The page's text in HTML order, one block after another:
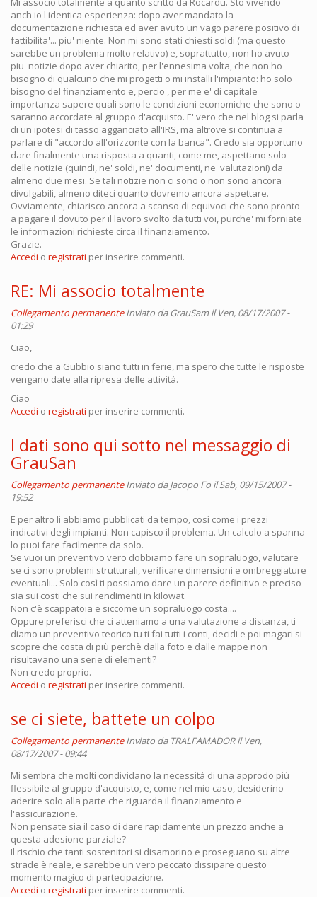
anch'io l'identica esperienza: dopo aver mandato la
documentazione richiesta ed aver avuto un vago parere positivo di
fattibilita'... piu' niente. Non mi sono stati chiesti soldi (ma questo
sarebbe un problema molto relativo) e, soprattutto, non ho avuto
piu' notizie dopo aver chiarito, per l'ennesima volta, che non ho
bisogno di qualcuno che mi progetti o mi installi l'impianto: ho solo
bisogno del finanziamento e, percio', per me e' di capitale
importanza sapere quali sono le condizioni economiche che sono o
saranno accordate al gruppo d'acquisto. E' vero che nel blog si parla
di un'ipotesi di tasso agganciato all'IRS, ma altrove si continua a
parlare di "accordo all'orizzonte con la banca". Credo sia opportuno
dare finalmente una risposta a quanti, come me, aspettano solo
delle notizie (quindi, ne' soldi, ne' documenti, ne' valutazioni) da
almeno due mesi. Se tali notizie non ci sono o non sono ancora
divulgabili, almeno diteci quanto dovremo ancora aspettare.
Ovviamente, chiarisco ancora a scanso di equivoci che sono pronto
a pagare il dovuto per il lavoro svolto da tutti voi, purche' mi forniate
le informazioni richieste circa il finanziamento.
Grazie.
Accedi o registrati per inserire commenti.
RE: Mi associo totalmente
Collegamento permanente Inviato daGrauSamil Ven, 08/17/2007 -
01:29
Ciao,
credo che a Gubbio siano tutti in ferie, ma spero che tutte le risposte
vengano date alla ripresa delle attività.
Ciao
Accedi o registrati per inserire commenti.
I dati sono qui sotto nel messaggio di
GrauSan
Collegamento permanente Inviato daJacopo Fo il Sab, 09/15/2007 -
19:52
E per altro li abbiamo pubblicati da tempo, così come i prezzi
indicativi degli impianti. Non capisco il problema. Un calcolo a spanna
lo puoi fare facilmente da solo.
Se vuoi un preventivo vero dobbiamo fare un sopraluogo, valutare
se ci sono problemi strutturali, verificare dimensioni e ombreggiature
eventuali... Solo così ti possiamo dare un parere definitivo e preciso
sia sui costi che sui rendimenti in kilowat.
Non c'è scappatoia e siccome un sopraluogo costa....
Oppure preferisci che ci atteniamo a una valutazione a distanza, ti
diamo un preventivo teorico tu ti fai tutti i conti, decidi e poi magari si
scopre che costa di più perchè dalla foto e dalle mappe non
risultavano una serie di elementi?
Non credo proprio.
Accedi o registrati per inserire commenti.
se ci siete, battete un colpo
Collegamento permanente Inviato da TRALFAMADORil Ven,
08/17/2007 - 09:44
Mi sembra che molti condividano la necessità di una approdo più
flessibile al gruppo d'acquisto, e, come nel mio caso, desiderino
aderire solo alla parte che riguarda il finanziamento e
l'assicurazione.
Non pensate sia il caso di dare rapidamente un prezzo anche a
questa adesione parziale?
Il rischio che tanti sostenitori si disamorino e proseguano su altre
strade è reale, e sarebbe un vero peccato dissipare questo
momento magico di partecipazione.
Accedi o registrati per inserire commenti.